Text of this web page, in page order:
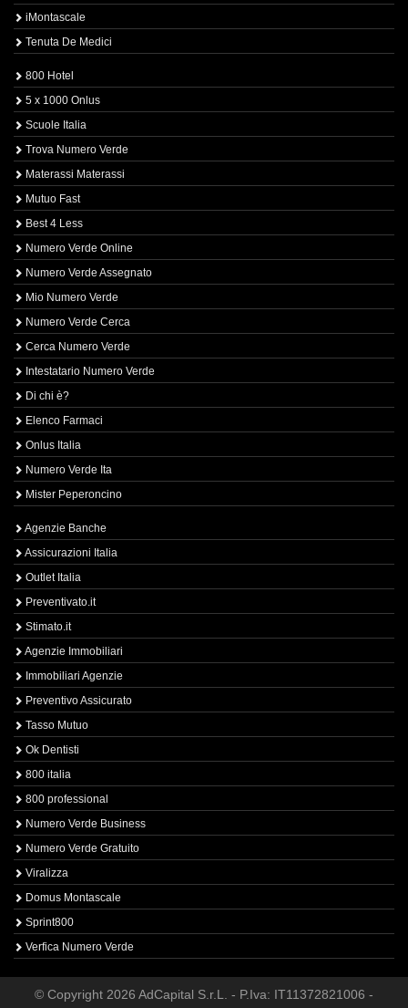
iMontascale
Tenuta De Medici
800 Hotel
5 x 1000 Onlus
Scuole Italia
Trova Numero Verde
Materassi Materassi
Mutuo Fast
Best 4 Less
Numero Verde Online
Numero Verde Assegnato
Mio Numero Verde
Numero Verde Cerca
Cerca Numero Verde
Intestatario Numero Verde
Di chi è?
Elenco Farmaci
Onlus Italia
Numero Verde Ita
Mister Peperoncino
Agenzie Banche
Assicurazioni Italia
Outlet Italia
Preventivato.it
Stimato.it
Agenzie Immobiliari
Immobiliari Agenzie
Preventivo Assicurato
Tasso Mutuo
Ok Dentisti
800 italia
800 professional
Numero Verde Business
Numero Verde Gratuito
Viralizza
Domus Montascale
Sprint800
Verfica Numero Verde
© Copyright 2026 AdCapital S.r.L. - P.Iva: IT11372821006 -